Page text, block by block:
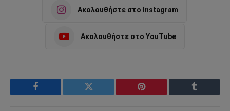
Ακολουθήστε στο Instagram
Ακολουθήστε στο YouTube
Facebook Twitter Pinterest Tumblr